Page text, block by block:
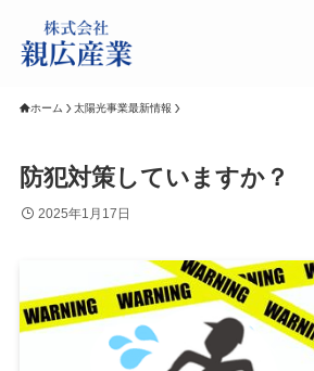
ホーム 太陽光事業最新情報
防犯対策していますか？
2025年1月17日